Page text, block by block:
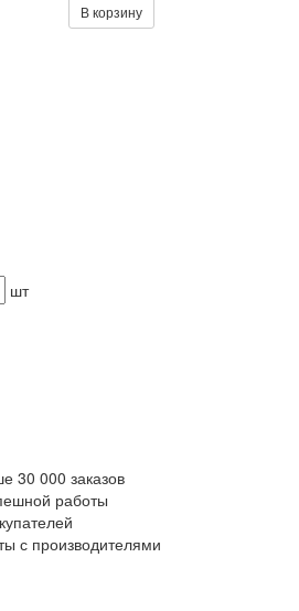
В корзину
шт
30 000 заказов
работы
с производителями